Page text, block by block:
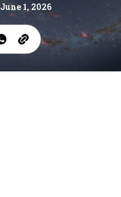
June 1, 2026